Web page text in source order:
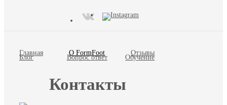
Главная О FormFoot Отзывы
Блог Вопрос ответ Обучение
Контакты